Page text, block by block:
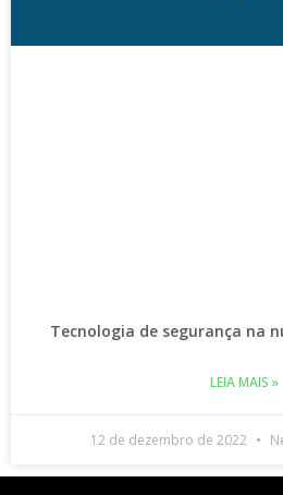
Tecnologia de segurança na
LEIA MAIS »
12 de dezembro de 2022